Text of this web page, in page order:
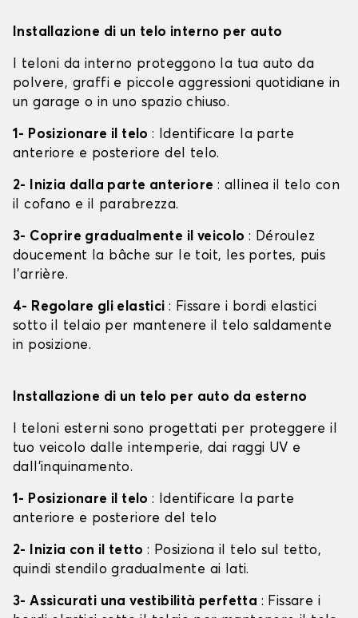
Installazione di un telo interno per auto
I teloni da interno proteggono la tua auto da
polvere, graffi e piccole aggressioni quotidiane in
un garage o in uno spazio chiuso.
1- Posizionare il telo: Identificare la parte
anteriore e posteriore del telo.
2- Inizia dalla parte anteriore : allinea il telo con
il cofano e il parabrezza.
3- Coprire gradualmente il veicolo : Déroulez
doucement la bâche sur le toit, les portes, puis
l'arrière.
4- Regolare gli elastici : Fissare i bordi elastici
sotto il telaio per mantenere il telo saldamente
in posizione.
Installazione di un telo per auto da esterno
I teloni esterni sono progettati per proteggere il
tuo veicolo dalle intemperie, dai raggi UV e
dall'inquinamento.
1- Posizionare il telo: Identificare la parte
anteriore e posteriore del telo
2- Inizia con il tetto: Posiziona il telo sul tetto,
quindi stendilo gradualmente ai lati.
3- Assicurati una vestibilità perfetta : Fissare i